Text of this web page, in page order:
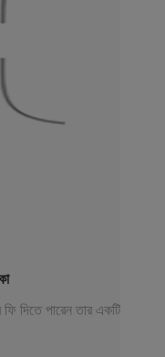
দিতে পারেন তার একটি